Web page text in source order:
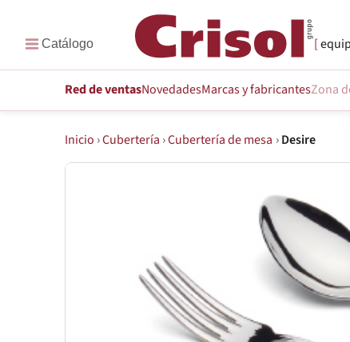
Red de ventasNovedadesMarcasy fabricantesZona
Inicio ›Cubertería ›Cubertería de mesa › Desire